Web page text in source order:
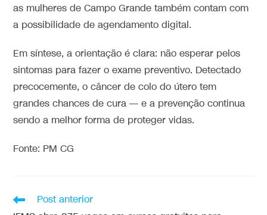
as mulheres de Campo Grande também contam com
a possibilidade de agendamento digital.
Em síntese, a orientação é clara: não esperar pelos
sintomas para fazer o exame preventivo. Detectado
precocemente, o câncer de colo do útero tem
grandes chances de cura — e a prevenção continua
sendo a melhor forma de proteger vidas.
Fonte: PM CG
Post anterior